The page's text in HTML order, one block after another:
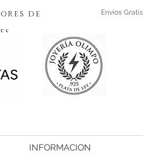
de
Envios Gratis
INFORMACION